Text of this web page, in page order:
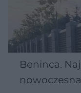
Beninca.